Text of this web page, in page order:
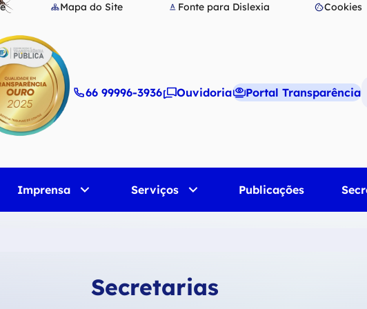
Mapa do Site Fonte para Dislexia Cookies
Abrir
66 99996-3936 Ouvidoria Portal Transparência
Imprensa Serviços Publicações
Secretarias